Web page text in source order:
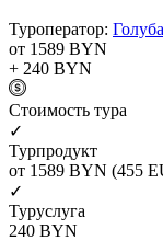
Туроператор:
от 1589 BYN
+ 240 BYN
Cтоимость тура
✓
Турпродукт
от 1589 BYN (455
✓
Туруслуга
240 BYN